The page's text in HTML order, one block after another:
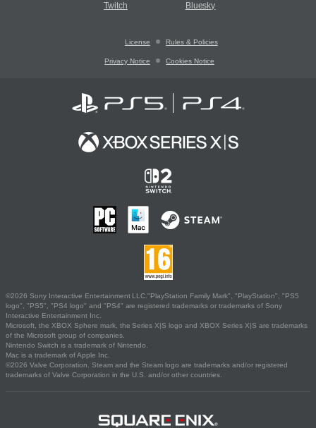
Twitch Bluesky
License Rules & Policies
Privacy Notice Cookies Notice
©2026 Sony Interactive Entertainment LLC."PlayStation Family Mark", "PlayStation", "PS5
logo", "PS5", "PS4 logo" and "PS4" are registered trademarks or trademarks of Sony
Interactive Entertainment Inc.
Microsoft, the XBOX Sphere mark, the Series X|S logo and XBOX Series X|S are trademarks
of the Microsoft group of companies.
Nintendo Switch is a trademark of Nintendo.
Mac is a trademark of Apple Inc.
©2026 Valve Corporation. Steam and the Steam logo are trademarks and/or registered
trademarks of Valve Corporation in the U.S. and/or other countries.